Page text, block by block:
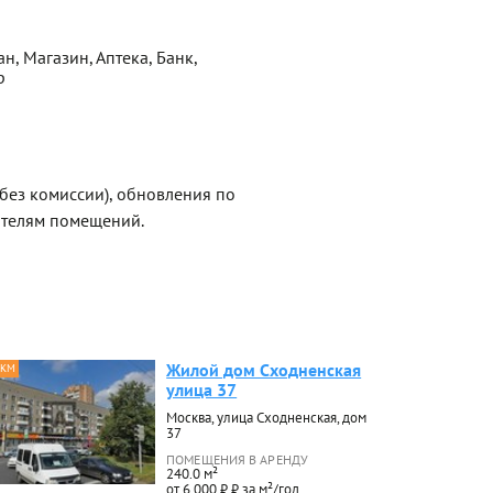
Магазин, Аптека, Банк,
комиссии), обновления по
помещений.
Жилой дом Сходненская
улица 37
Москва, улица Сходненская, дом
37
ПОМЕЩЕНИЯ В АРЕНДУ
240.0 м²
от 6 000 ₽ ₽ за м²/год